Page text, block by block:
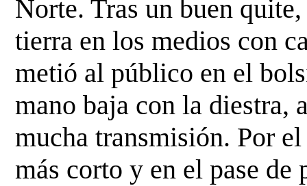
Norte. Tras un buen
tierra en los medios con
metió al público en el
mano baja con la diestra,
mucha transmisión. Por
más corto y en el pase